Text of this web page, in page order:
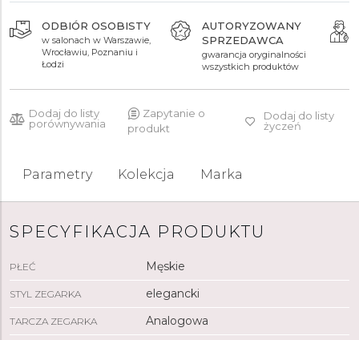
499 zł 549 zł
ODBIÓR OSOBISTY
w salonach w Warszawie,
Wrocławiu, Poznaniu i
Łodzi
AUTORYZOWANY
SPRZEDAWCA
gwarancja oryginalności
wszystkich produktów
Dodaj do listy
porównywania
Zapytanie o
produkt
Dodaj do listy
życzeń
Parametry Kolekcja Marka
SPECYFIKACJA PRODUKTU
PŁEĆ Męskie
STYL ZEGARKA elegancki
TARCZA ZEGARKA Analogowa